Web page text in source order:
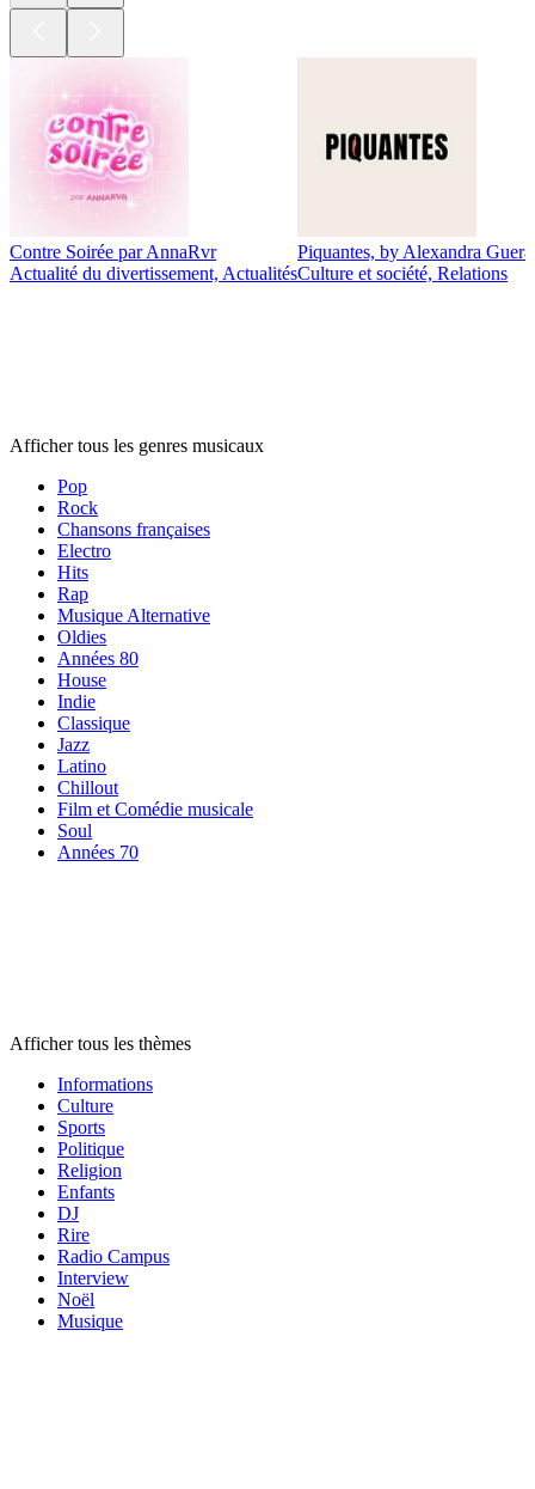
Contre Soirée par AnnaRvr
Actualité du divertissement, Actualités
Piquantes, by Alexandra
Culture et société, Relations
Afficher tous les genres musicaux
Pop
Rock
Chansons françaises
Electro
Hits
Rap
Musique Alternative
Oldies
Années 80
House
Indie
Classique
Jazz
Latino
Chillout
Film et Comédie musicale
Soul
Années 70
Afficher tous les thèmes
Informations
Culture
Sports
Politique
Religion
Enfants
DJ
Rire
Radio Campus
Interview
Noël
Musique